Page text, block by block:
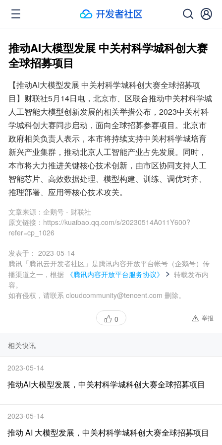
推动AI大模型发展 中关村科学城科创大赛
全球招募项目
【推动AI大模型发展 中关村科学城科创大赛全球招募项
目】财联社5月14日电，北京市、区联合推动中关村科学城
人工智能大模型创新发展的相关举措公布，2023中关村科
学城科创大赛同步启动，面向全球招募参赛项目。北京市
政府相关负责人表示，本市将持续支持中关村科学城培育
新兴产业集群，推动北京人工智能产业占先发展。同时，
本市将大力推进关键核心技术创新，由市区协同支持人工
智能芯片、高效数据处理、模型构建、训练、调优对齐、
推理部署、应用等核心技术攻关。
文章来源： 企鹅号 - 财联社
原文链接： https://kuaibao.qq.com/s/20230514A011Y600?
refer=cp_1026
发表于： 2023-05-14
腾讯「腾讯云开发者社区」是腾讯内容开放平台帐号（企鹅号）传
播渠道之一，根据
《腾讯内容开放平台服务协议》
转载发布内
容。
如有侵权，请联系 cloudcommunity@tencent.com 删除。
0 举报
相关快讯
2023-05-14
推动AI大模型发展，中关村科学城科创大赛全球招募项目
2023-05-14
推动 AI 大模型发展，中关村科学城科创大赛全球招募项目